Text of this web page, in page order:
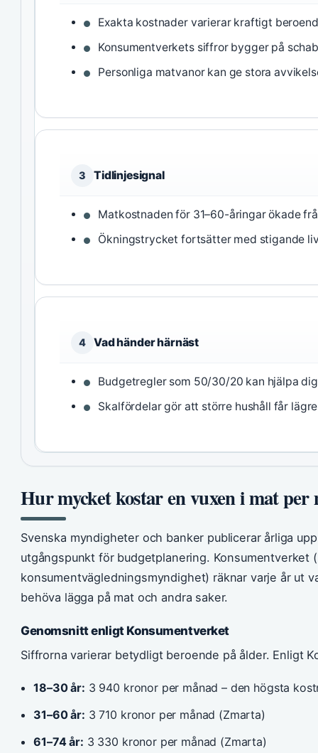
Exakta kostnader varierar kraftigt
Konsumentverkets siffror bygger på
Personliga matvanor kan ge stora
3 Tidlinjesignal
Matkostnaden för 31–60-åringar ökade
Ökningstrycket fortsätter med stigande
4 Vad händer härnäst
Budgetregler som 50/30/20 kan hjälpa
Skalfördelar gör att större hushåll får
Hur mycket kostar en vuxen i mat per
Svenska myndigheter och banker publicerar årliga
utgångspunkt för budgetplanering. Konsumentverket
konsumentvägledningsmyndighet) räknar varje år ut
behöva lägga på mat och andra saker.
Genomsnitt enligt Konsumentverket
Siffrorna varierar betydligt beroende på ålder. Enligt
18–30 år: 3 940 kronor per månad – den högsta
31–60 år: 3 710 kronor per månad (Zmarta)
61–74 år: 3 330 kronor per månad (Zmarta)